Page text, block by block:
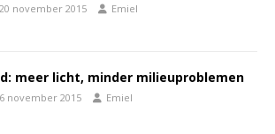
20 november 2015 Emiel
meer licht, minder milieuproblemen
6 november 2015 Emiel